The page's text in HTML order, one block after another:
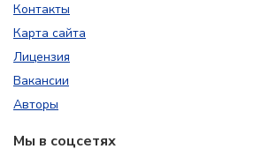
Контакты
Карта сайта
Лицензия
Вакансии
Авторы
Мы в соцсетях